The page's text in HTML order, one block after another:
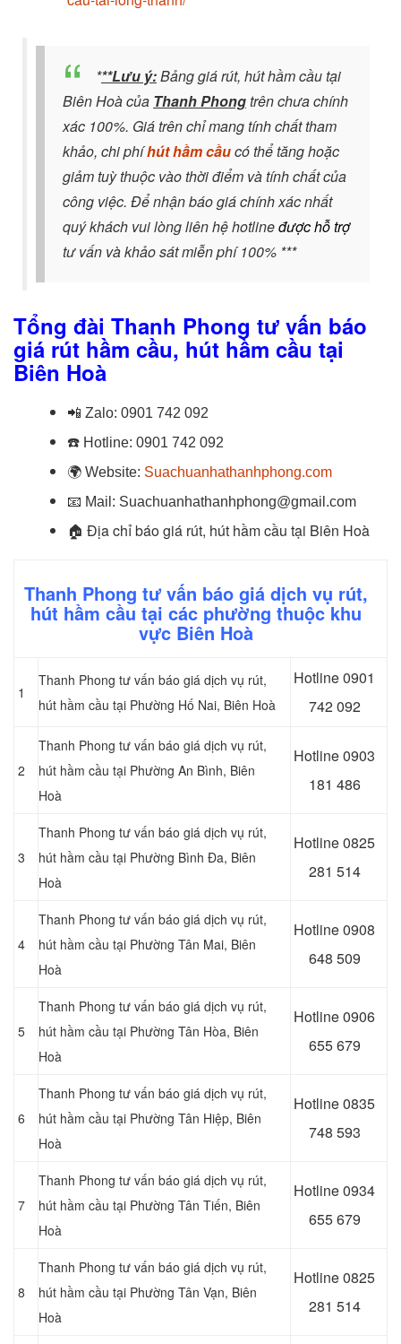
***Lưu ý:Bảng giá rút, hút hầm cầu tại
Biên Hoà của Thanh Phongtrên chưa chính
xác 100%. Giá trên chỉ mang tính chất tham
khảo, chi phíhút hầm cầucó thể tăng hoặc
giảm tuỳ thuộc vào thời điểm và tính chất của
công việc. Để nhận báo giá chính xác nhất
quý khách vui lòng liên hệ hotlineđượchỗ trợ
tư vấn và khảo sát miễn phí 100% ***
Tổng đài Thanh Phong tư vấn báo
giá rút hầm cầu, hút hầm cầu tại
Biên Hoà
📲 Zalo: 0901 742 092
☎️ Hotline: 0901 742 092
🌍 Website: Suachuanhathanhphong.com
📧 Mail: Suachuanhathanhphong@gmail.com
🏠 Địa chỉ báo giá rút, hút hầm cầu tại Biên Hoà
Thanh Phong tư vấn báo giá dịch vụ rút,
hút hầm cầu tại các phường thuộc khu
vực Biên Hoà
1
Thanh Phong tư vấn báo giá dịch vụ rút,
hút hầm cầu tại Phường Hố Nai, Biên Hoà
Hotline 0901
742 092
2
Thanh Phong tư vấn báo giá dịch vụ rút,
hút hầm cầu tại Phường An Bình, Biên
Hoà
Hotline 0903
181 486
3
Thanh Phong tư vấn báo giá dịch vụ rút,
hút hầm cầu tại Phường Bình Đa, Biên
Hoà
Hotline 0825
281 514
4
Thanh Phong tư vấn báo giá dịch vụ rút,
hút hầm cầu tại Phường Tân Mai, Biên
Hoà
Hotline 0908
648 509
5
Thanh Phong tư vấn báo giá dịch vụ rút,
hút hầm cầu tại Phường Tân Hòa, Biên
Hoà
Hotline 0906
655 679
6
Thanh Phong tư vấn báo giá dịch vụ rút,
hút hầm cầu tại Phường Tân Hiệp, Biên
Hoà
Hotline 0835
748 593
7
Thanh Phong tư vấn báo giá dịch vụ rút,
hút hầm cầu tại Phường Tân Tiến, Biên
Hoà
Hotline 0934
655 679
8
Thanh Phong tư vấn báo giá dịch vụ rút,
hút hầm cầu tại Phường Tân Vạn, Biên
Hoà
Hotline 0825
281 514